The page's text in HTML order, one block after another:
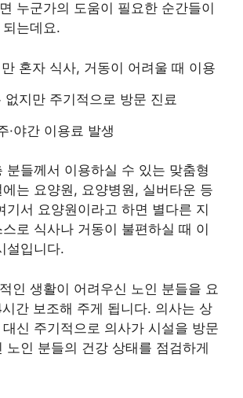
누군가의 도움이 필요한 순간들이
는데요.
혼자 식사, 거동이 어려울 때 이용
없지만 주기적으로 방문 진료
·야간 이용료 발생
분들께서 이용하실 수 있는 맞춤형
는 요양원, 요양병원, 실버타운 등
기서 요양원이라고 하면 별다른 지
로 식사나 거동이 불편하실 때 이
설입니다.
인 생활이 어려우신 노인 분들을 요
간 보조해 주게 됩니다. 의사는 상
신 주기적으로 의사가 시설을 방문
노인 분들의 건강 상태를 점검하게